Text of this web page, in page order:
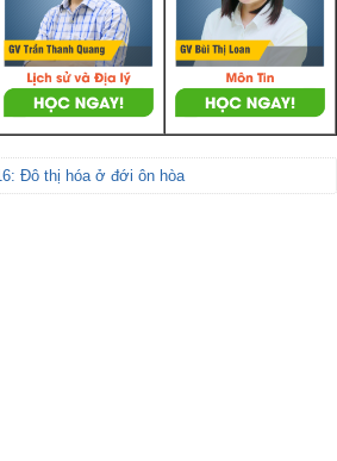
Đô thị hóa ở đới ôn hòa